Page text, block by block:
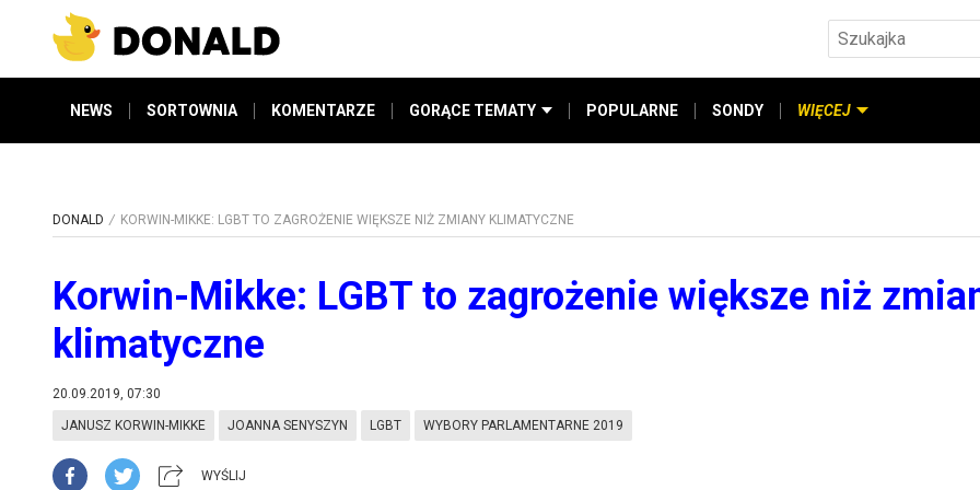
NEWS SORTOWNIA KOMENTARZE GORĄCE TEMATY POPULARNE SONDY WIĘCEJ
DONALD KORWIN-MIKKE: LGBT TO ZAGROŻENIE WIĘKSZE NIŻ ZMIANY KLIMATYCZNE
Korwin-Mikke: LGBT to zagrożenie większe niż
klimatyczne
20.09.2019, 07:30
JANUSZ KORWIN-MIKKE JOANNA SENYSZYN LGBT WYBORY PARLAMENTARNE 2019
WYŚLIJ